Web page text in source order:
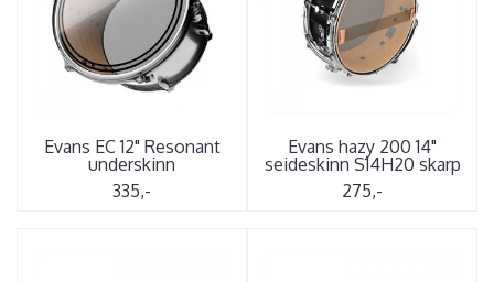
Evans EC 12" Resonant
underskinn
335,-
Evans hazy 200 14"
seideskinn S14H20 skarp
275,-